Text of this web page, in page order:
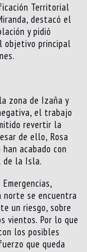
Territorial
destacó el
y pidió
objetivo principal
zona de Izaña y
el trabajo
revertir la
de ello, Rosa
acabado con
de la Isla.
norte se encuentra
un riesgo, sobre
vientos. Por lo que
los posibles
que queda